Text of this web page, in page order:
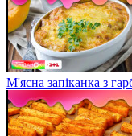
М'ясна запіканка з